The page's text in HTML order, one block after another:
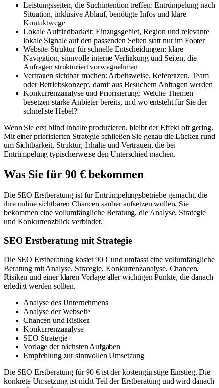
Leistungsseiten, die Suchintention treffen: Entrümpelung nach
Situation, inklusive Ablauf, benötigte Infos und klare
Kontaktwege
Lokale Auffindbarkeit: Einzugsgebiet, Region und relevante
lokale Signale auf den passenden Seiten statt nur im Footer
Website-Struktur für schnelle Entscheidungen: klare
Navigation, sinnvolle interne Verlinkung und Seiten, die
Anfragen strukturiert vorwegnehmen
Vertrauen sichtbar machen: Arbeitsweise, Referenzen, Team
oder Betriebskonzept, damit aus Besuchern Anfragen werden
Konkurrenzanalyse und Priorisierung: Welche Themen
besetzen starke Anbieter bereits, und wo entsteht für Sie der
schnellste Hebel?
Wenn Sie erst blind Inhalte produzieren, bleibt der Effekt oft gering.
Mit einer priorisierten Strategie schließen Sie genau die Lücken rund
um Sichtbarkeit, Struktur, Inhalte und Vertrauen, die bei
Entrümpelung typischerweise den Unterschied machen.
Was Sie für 90 € bekommen
Die SEO Erstberatung ist für Entrümpelungsbetriebe gemacht, die
ihre online sichtbaren Chancen sauber aufsetzen wollen. Sie
bekommen eine vollumfängliche Beratung, die Analyse, Strategie
und Konkurrenzblick verbindet.
SEO Erstberatung mit Strategie
Die SEO Erstberatung kostet 90 € und umfasst eine vollumfängliche
Beratung mit Analyse, Strategie, Konkurrenzanalyse, Chancen,
Risiken und einer klaren Vorlage aller wichtigen Punkte, die danach
erledigt werden sollten.
Analyse des Unternehmens
Analyse der Webseite
Chancen und Risiken
Konkurrenzanalyse
SEO Strategie
Vorlage der nächsten Aufgaben
Empfehlung zur sinnvollen Umsetzung
Die SEO Erstberatung für 90 € ist der kostengünstige Einstieg. Die
konkrete Umsetzung ist nicht Teil der Erstberatung und wird danach